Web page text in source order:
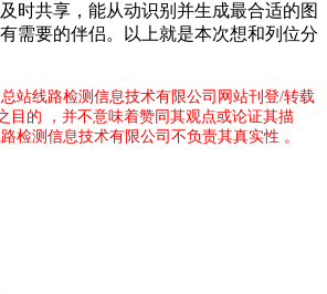
时共享，能从动识别并生成最合适的图
需要的伴侣。以上就是本次想和列位分
站线路检测信息技术有限公司网站刊登/转载
目的 ，并不意味着赞同其观点或论证其描
检测信息技术有限公司不负责其真实性 。